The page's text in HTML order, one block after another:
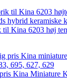
Kina 6203 høj
Kina Miniature